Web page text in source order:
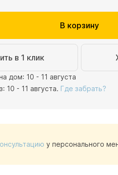
В корзину
в 1 клик
дом: 10 - 11 августа
10 - 11 августа. Где забрать?
у персонального